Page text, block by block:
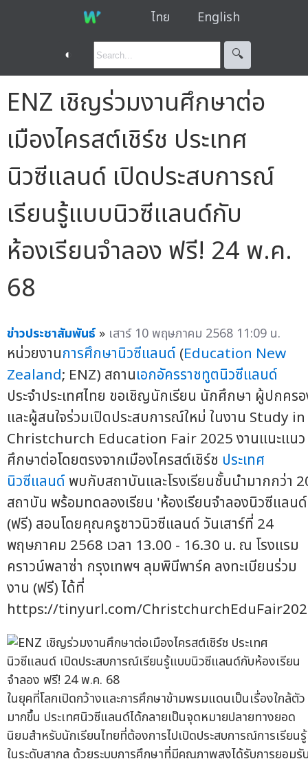
ไทย English
◐ 🔍︎
ENZ เชิญร่วมงานศึกษาต่อ
เมืองไครสต์เชิร์ช ประเทศ
นิวซีแลนด์ เปิดประสบการณ์
เรียนรู้แบบนิวซีแลนด์กับ
ห้องเรียนจำลอง ฟรี! 24 พ.ค.
68
ข่าวประชาสัมพันธ์ » เสาร์ 10 พฤษภาคม 2568 11:09 น.
หน่วยงานการศึกษานิวซีแลนด์ (Education New
Zealand; ENZ) สถานเอกอัครราชทูตนิวซีแลนด์
ประจำประเทศไทย ขอเชิญนักเรียน นักศึกษา ผู้ปกคร
และผู้สนใจร่วมเปิดประสบการณ์ใหม่ ในงาน Study in
Christchurch Education Fair 2025 งานแนะแนว
ศึกษาต่อโดยตรงจากเมืองไครสต์เชิร์ช ประเทศ
นิวซีแลนด์ พบกับสถาบันและโรงเรียนชั้นนำมากกว่า
สถาบัน พร้อมทดลองเรียน 'ห้องเรียนจำลองนิวซีแลน
(ฟรี) สอนโดยคุณครูชาวนิวซีแลนด์ วันเสาร์ที่ 24
พฤษภาคม 2568 เวลา 13.00 - 16.30 น. ณ โรงแรม
คราวน์พลาซ่า กรุงเทพฯ ลุมพินีพาร์ค ลงทะเบียนร่วม
งาน (ฟรี) ได้ที่
https://tinyurl.com/
ในยุคที่โลกเปิดกว้างและการศึกษาข้ามพรมแดนเป็นเรื่องใกล้ตัว
มากขึ้น ประเทศนิวซีแลนด์ได้กลายเป็นจุดหมายปลายทางยอด
นิยมสำหรับนักเรียนไทยที่ต้องการไปเปิดประสบการณ์การเรียนรู้
ในระดับสากล ด้วยระบบการศึกษาที่มีคุณภาพสูงได้รับการยอมรั